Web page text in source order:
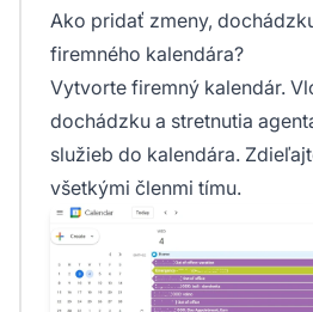
Ako pridať zmeny,
firemného kalendára?
Vytvorte firemný kalendár.
dochádzku a stretnutia
služieb do kalendára.
všetkými členmi tímu.